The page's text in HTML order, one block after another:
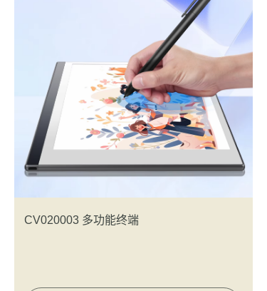
CV020003 多功能终端